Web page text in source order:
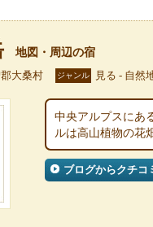
地図・周辺の宿
大桑村 ジャンル 見る - 自然
中央アルプスにあ
ルは高山植物の花
ブログからクチコ